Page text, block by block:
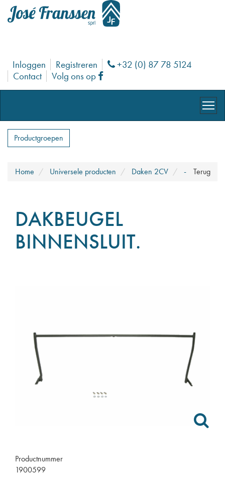
Inloggen Registreren Phone
+32 (0) 87 78 5124
Contact
Volg ons op Facebook
Productgroepen
Terug
Home Universele producten Daken 2CV -
DAKBEUGEL
BINNENSLUIT.
Productnummer
1900599